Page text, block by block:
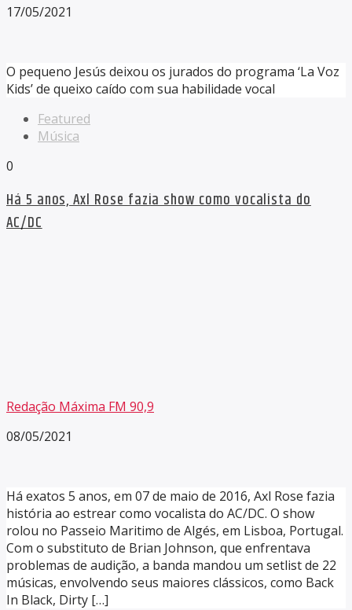
17/05/2021
O pequeno Jesús deixou os jurados do programa ‘La Voz
Kids’ de queixo caído com sua habilidade vocal
Featured
Música
0
Há 5 anos, Axl Rose fazia show como vocalista do
AC/DC
Redação Máxima FM 90,9
08/05/2021
Há exatos 5 anos, em 07 de maio de 2016, Axl Rose fazia
história ao estrear como vocalista do AC/DC. O show
rolou no Passeio Maritimo de Algés, em Lisboa, Portugal.
Com o substituto de Brian Johnson, que enfrentava
problemas de audição, a banda mandou um setlist de 22
músicas, envolvendo seus maiores clássicos, como Back
In Black, Dirty […]